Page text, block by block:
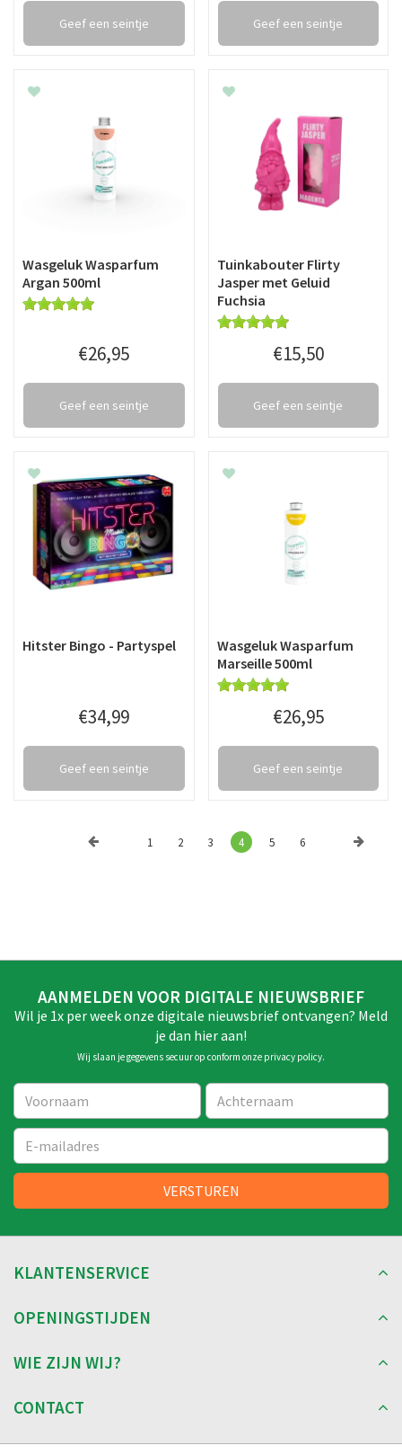
Geef een seintje Geef een seintje
Wasgeluk Wasparfum
Argan 500ml
€26,95
Geef een seintje
Tuinkabouter Flirty
Jasper met Geluid
Fuchsia
€15,50
Geef een seintje
Hitster Bingo - Partyspel
€34,99
Geef een seintje
Wasgeluk Wasparfum
Marseille 500ml
€26,95
Geef een seintje
1 2 3 4 5 6
AANMELDEN VOOR DIGITALE NIEUWSBRIEF
Wil je 1x per week onze digitale nieuwsbrief ontvangen? Meld
je dan hier aan!
Wij slaan je gegevens secuur op conform onze privacy policy.
KLANTENSERVICE
OPENINGSTIJDEN
WIE ZIJN WIJ?
CONTACT